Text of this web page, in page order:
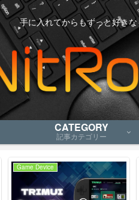
手に入れてからもずっと好き
CATEGORY
記事カテゴリー
Game Device